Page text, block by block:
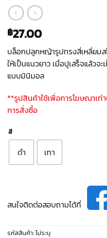
฿27.00
บล็อกปลูกหญ้ารูปทรงสี่เหลี่ยม
ให้เป็นแนวยาว เมื่อปูเสร็จแล้วจ
แบบมินิมอล
**รูปสินค้าใช้เพื่อการโฆษณาเ
การสั่งซื้อ
สี
ดำ เทา
สนใจติดต่อสอบถามได้ที่
รหัสสินค้า:ไม่ระบุ